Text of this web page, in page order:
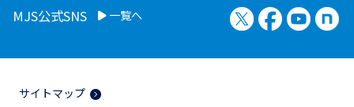
MJS公式SNS 一覧へ X（旧Twitter）
Facebook
サイトマップ